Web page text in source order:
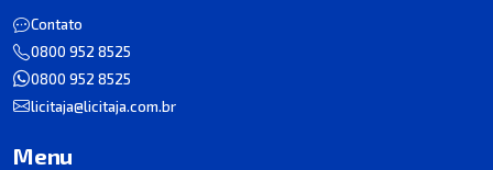
Contato
0800 952 8525
0800 952 8525
licitaja@licitaja.com.br
Menu